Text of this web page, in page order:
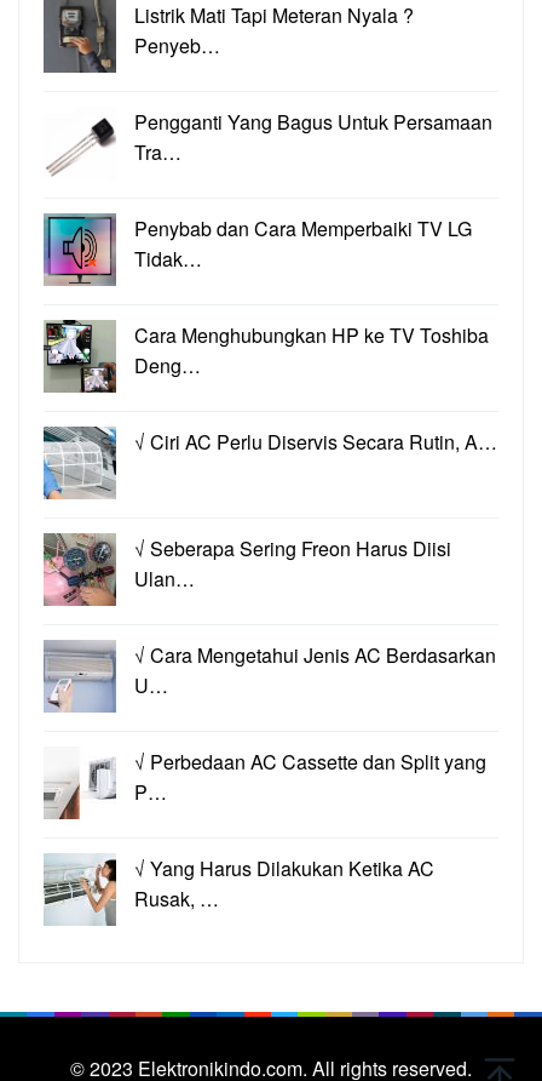
Listrik Mati Tapi Meteran Nyala ?
Penyeb…
Pengganti Yang Bagus Untuk Persamaan
Tra…
Penybab dan Cara Memperbaiki TV LG
Tidak…
Cara Menghubungkan HP ke TV Toshiba
Deng…
√ Ciri AC Perlu Diservis Secara Rutin, A…
√ Seberapa Sering Freon Harus Diisi
Ulan…
√ Cara Mengetahui Jenis AC Berdasarkan
U…
√ Perbedaan AC Cassette dan Split yang
P…
√ Yang Harus Dilakukan Ketika AC
Rusak, …
© 2023 Elektronikindo.com. All rights reserved.